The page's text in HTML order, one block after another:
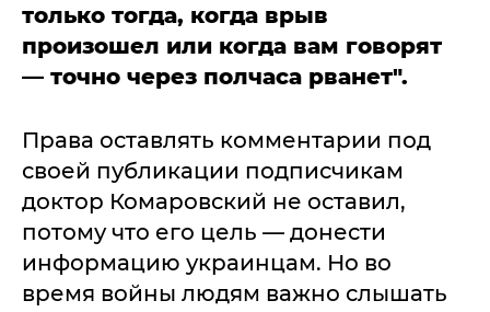
только тогда, когда врыв
произошел или когда вам говорят
— точно через полчаса рванет".
Права оставлять комментарии под
своей публикации подписчикам
доктор Комаровский не оставил,
потому что его цель — донести
информацию украинцам. Но во
время войны людям важно слышать